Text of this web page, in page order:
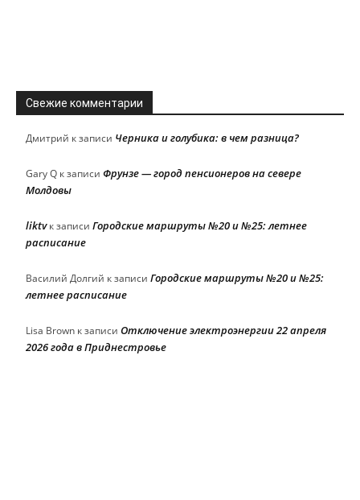
Свежие комментарии
Дмитрий к записи Черника и голубика: в чем разница?
Gary Q к записи Фрунзе — город пенсионеров на севере
Молдовы
liktvк записи Городские маршруты №20 и №25: летнее
расписание
Василий Долгий к записи Городские маршруты №20 и №25:
летнее расписание
Lisa Brown к записи Отключение электроэнергии 22 апреля
2026 года в Приднестровье